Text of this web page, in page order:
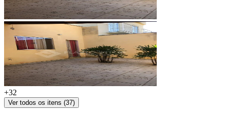
+32
Ver todos os itens (37)